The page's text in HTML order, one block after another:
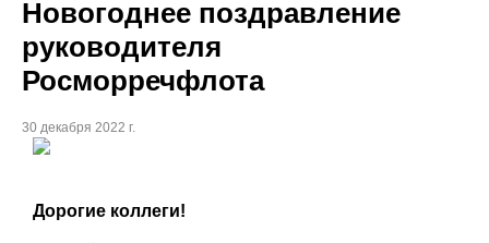
Новогоднее поздравление
руководителя
Росморречфлота
30 декабря 2022 г.
Дорогие коллеги!